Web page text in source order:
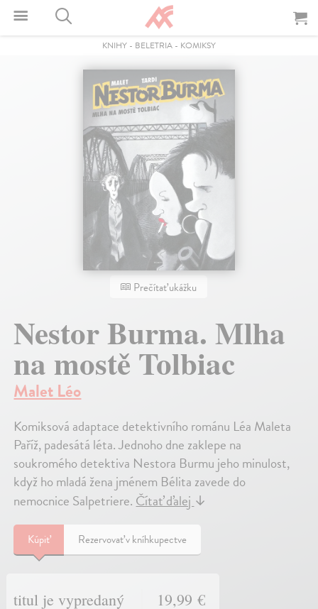
KNIHY - BELETRIA - KOMIKSY
Prečítať ukážku
Nestor Burma. Mlha
na mostě Tolbiac
Malet Léo
Komiksová adaptace detektivního románu Léa Maleta
Paříž, padesátá léta. Jednoho dne zaklepe na
soukromého detektiva Nestora Burmu jeho minulost,
když ho mladá žena jménem Bélita zavede do
nemocnice Salpetriere.Čítať ďalej↓
Kúpiť Rezervovať v kníhkupectve
titul je vypredaný 19,99 €